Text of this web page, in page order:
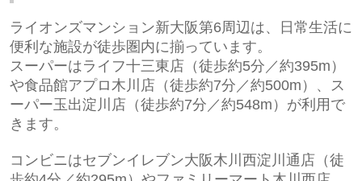
ライオンズマンション新大阪第6周辺は、日常生活に
便利な施設が徒歩圏内に揃っています。
スーパーはライフ十三東店（徒歩約5分／約395m）
や食品館アプロ木川店（徒歩約7分／約500m）、
ス
ーパー玉出淀川店（徒歩約7分／約548m）が利用で
きます。
コンビニはセブンイレブン大阪木川西淀川通店（徒